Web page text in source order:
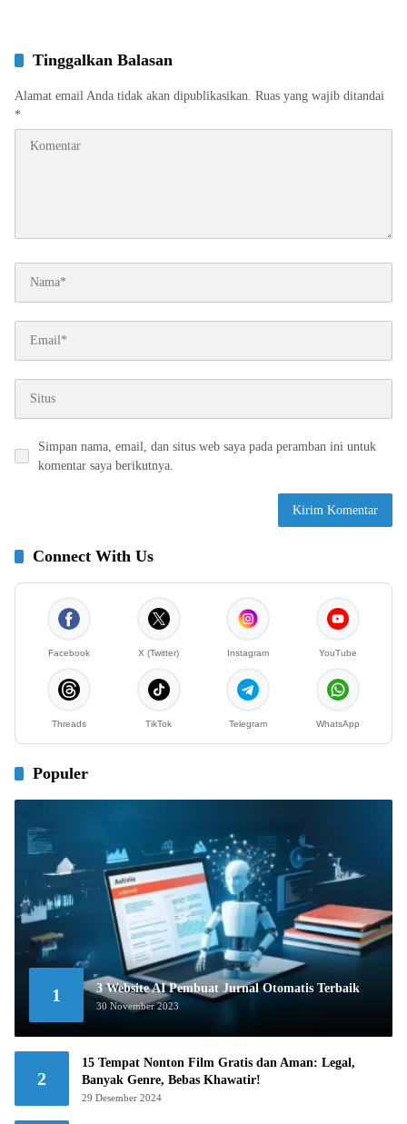
Tinggalkan Balasan
Alamat email Anda tidak akan dipublikasikan. Ruas yang wajib ditandai
*
Simpan nama, email, dan situs web saya pada peramban ini untuk
komentar saya berikutnya.
Connect With Us
Facebook X (Twitter) Instagram YouTube
Threads TikTok Telegram WhatsApp
Populer
1 3 Website AI Pembuat Jurnal Otomatis Terbaik
30 November 2023
2
15 Tempat Nonton Film Gratis dan Aman: Legal,
Banyak Genre, Bebas Khawatir!
29 Desember 2024